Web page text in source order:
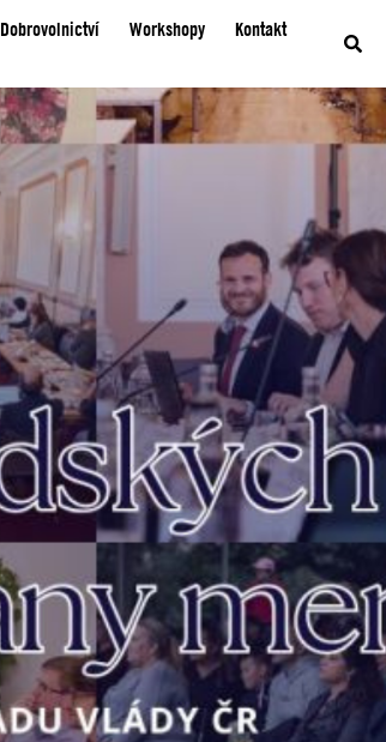
Dobrovolnictví Workshopy Kontakt